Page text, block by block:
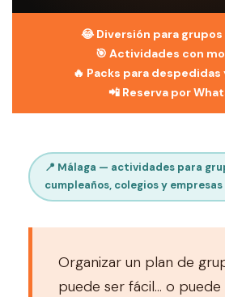
😂 Diversión para grupos
🎯 Actividades con
🔥 Packs para
📲 Reserva por
📍 Málaga — actividades para
cumpleaños, colegios y empresas
Organizar un plan de
puede ser fácil… o